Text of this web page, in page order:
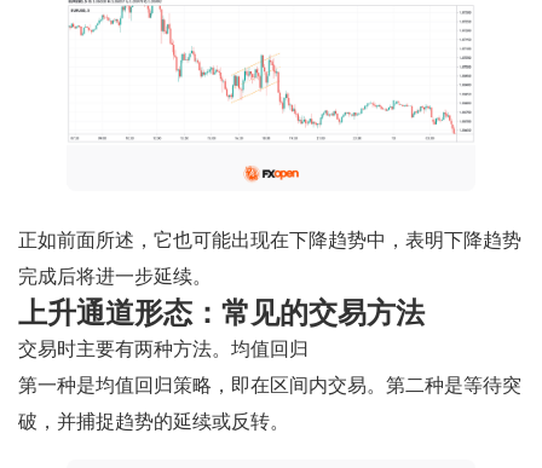
正如前面所述，它也可能出现在下降趋势中，表明下降趋势
完成后将进一步延续。
上升通道形态：常见的交易方法
交易时主要有两种方法。均值回归
第一种是均值回归策略，即在区间内交易。第二种是等待突
破，并捕捉趋势的延续或反转。